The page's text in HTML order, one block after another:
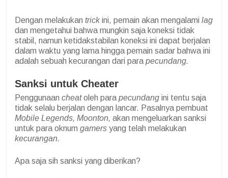
Dengan melakukan trickini, pemain akan mengalami lag
dan mengetahui bahwa mungkin saja koneksi tidak
stabil, namun ketidakstabilan koneksi ini dapat berjalan
dalam waktu yang lama hingga pemain sadar bahwa ini
adalah sebuah kecurangan dari para pecundang.
Sanksi untuk Cheater
Penggunaan cheatoleh para pecundang ini tentu saja
tidak selalu berjalan dengan lancar. Pasalnya pembuat
Mobile Legends, Moonton, akan mengeluarkan sanksi
untuk para oknum gamers yang telah melakukan
kecurangan.
Apa saja sih sanksi yang diberikan?